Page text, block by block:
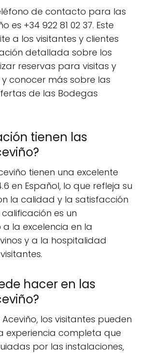
de contacto para las
es +34 922 81 02 37. Este
a los visitantes y clientes
detallada sobre los
reservas para visitas y
conocer más sobre las
de las Bodegas
tienen las
tienen una excelente
en Español, lo que refleja su
la calidad y la satisfacción
es un
la excelencia en la
y a la hospitalidad
hacer en las
los visitantes pueden
experiencia completa que
por las instalaciones,